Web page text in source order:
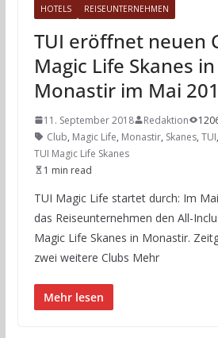
HOTELS REISEUNTERNEHMEN
TUI eröffnet neuen
Magic Life Skanes in
Monastir im Mai
11. September 2018 Redaktion
Club, Magic Life, Monastir, Skanes, TUI,
TUI Magic Life Skanes
1 min read
TUI Magic Life startet durch: Im
das Reiseunternehmen den All-
Magic Life Skanes in Monastir.
zwei weitere Clubs Mehr
Mehr lesen